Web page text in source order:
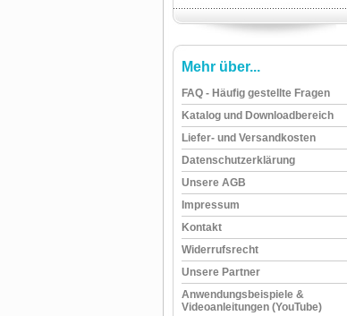
Mehr über...
FAQ - Häufig gestellte Fragen
Katalog und Downloadbereich
Liefer- und Versandkosten
Datenschutzerklärung
Unsere AGB
Impressum
Kontakt
Widerrufsrecht
Unsere Partner
Anwendungsbeispiele &
Videoanleitungen (YouTube)